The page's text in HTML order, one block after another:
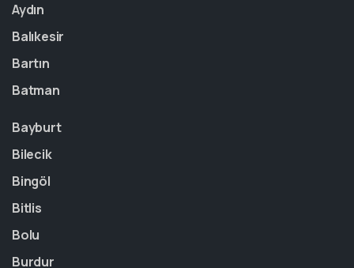
Aydın
Balıkesir
Bartın
Batman
Bayburt
Bilecik
Bingöl
Bitlis
Bolu
Burdur